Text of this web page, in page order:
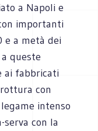
a Napoli e
importanti
e a metà dei
queste
ai fabbricati
con
intenso
serva con la